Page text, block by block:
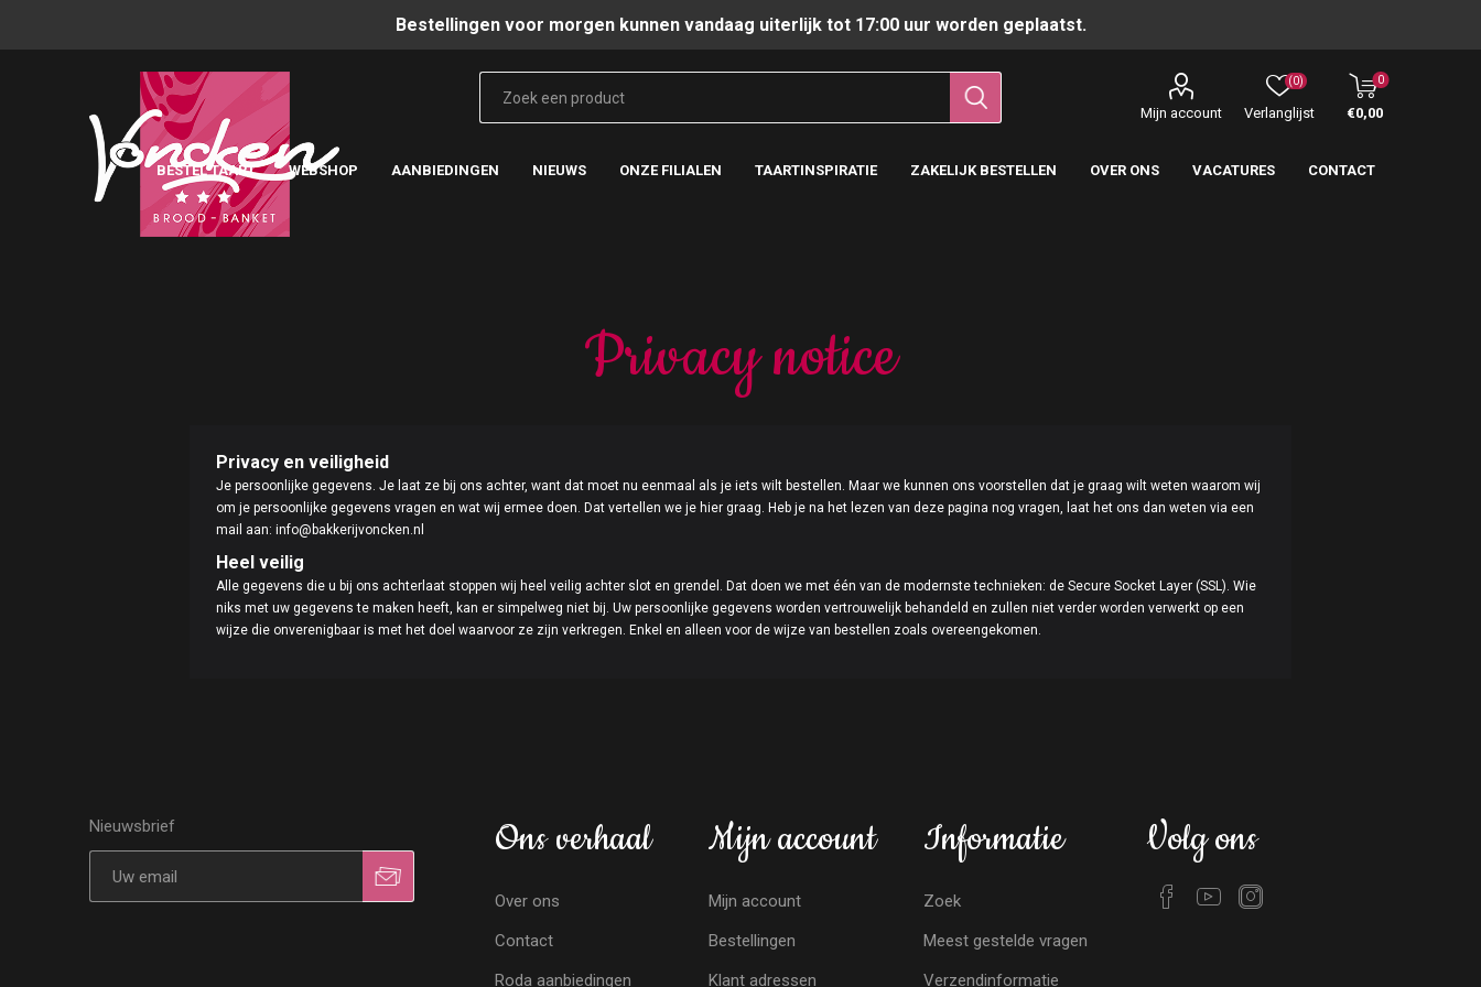
Bestellingen voor morgen kunnen vandaag uiterlijk tot 17:00 uur worden geplaatst.
Mijn account Verlanglijst
(0) 0
€0,00
BESTEL TAART WEBSHOP AANBIEDINGEN NIEUWS ONZE FILIALEN TAARTINSPIRATIE ZAKELIJK BESTELLEN OVER ONS VACATURES CONTACT
Privacy notice
Privacy en veiligheid
Je persoonlijke gegevens. Je laat ze bij ons achter, want dat moet nu eenmaal als je iets wilt bestellen. Maar we kunnen ons voorstellen dat je graag wilt weten waarom wij
om je persoonlijke gegevens vragen en wat wij ermee doen. Dat vertellen we je hier graag. Heb je na het lezen van deze pagina nog vragen, laat het ons dan weten via een
mail aan: info@bakkerijvoncken.nl
Heel veilig
Alle gegevens die u bij ons achterlaat stoppen wij heel veilig achter slot en grendel. Dat doen we met één van de modernste technieken: de Secure Socket Layer (SSL). Wie
niks met uw gegevens te maken heeft, kan er simpelweg niet bij. Uw persoonlijke gegevens worden vertrouwelijk behandeld en zullen niet verder worden verwerkt op een
wijze die onverenigbaar is met het doel waarvoor ze zijn verkregen. Enkel en alleen voor de wijze van bestellen zoals overeengekomen.
Nieuwsbrief Ons verhaal
Over ons
Contact
Roda aanbiedingen
Mijn account
Mijn account
Bestellingen
Klant adressen
Informatie
Zoek
Meest gestelde vragen
Verzendinformatie
Volg ons